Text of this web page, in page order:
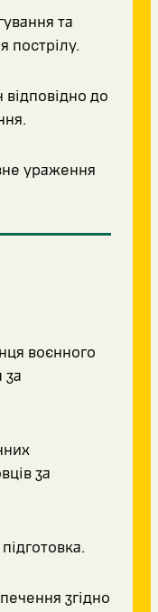
та
пострілу.
до
ураження
воєнного
за
за
згідно